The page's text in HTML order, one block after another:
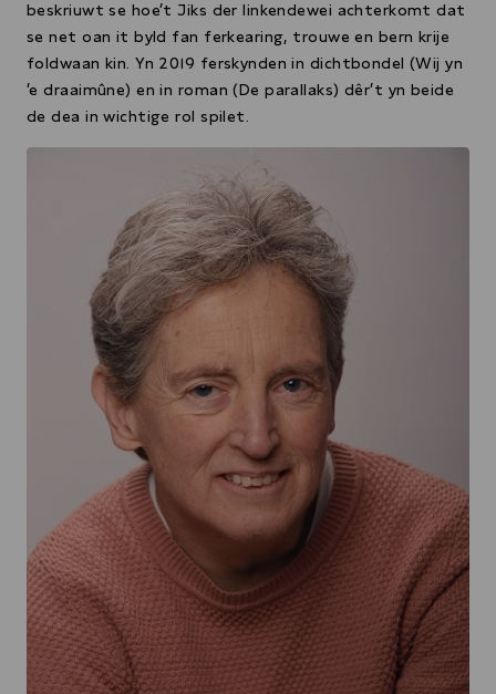
beskriuwt se hoe’t Jiks der linkendewei achterkomt dat
se net oan it byld fan ferkearing, trouwe en bern krije
foldwaan kin. Yn 2019 ferskynden in dichtbondel (Wij yn
’e draaimûne) en in roman (De parallaks) dêr’t yn beide
de dea in wichtige rol spilet.